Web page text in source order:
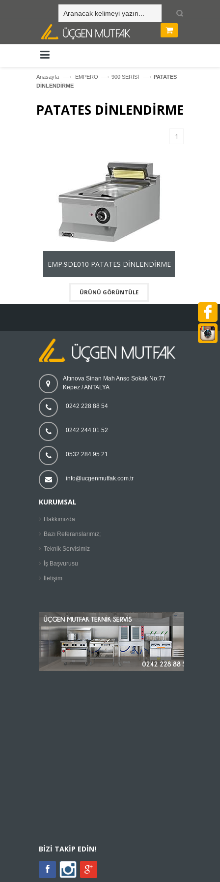
Anasayfa —› EMPERO —› 900 SERİSİ —› PATATES
DİNLENDİRME
PATATES DİNLENDİRME
1
EMP.9DE010 PATATES DİNLENDİRME
ÜRÜNÜ GÖRÜNTÜLE
Altınova Sinan Mah Anso Sokak No:77
Kepez / ANTALYA
0242 228 88 54
0242 244 01 52
0532 284 95 21
info@ucgenmutfak.com.tr
KURUMSAL
Hakkımızda
Bazı Referanslarımız;
Teknik Servisimiz
İş Başvurusu
İletişim
BIZI TAKIP EDIN!